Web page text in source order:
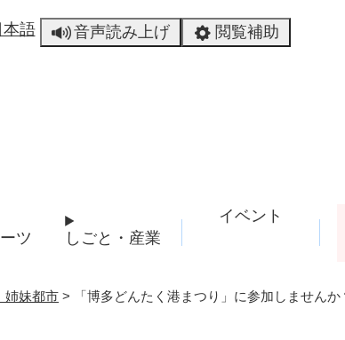
語 音声読み上げ 閲覧補助
ツ しごと・産業
イベント
姉妹都市 > 「博多どんたく港まつり」に参加しませんか